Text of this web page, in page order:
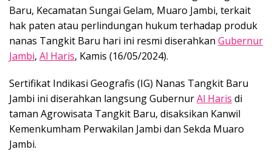
Baru, Kecamatan Sungai Gelam, Muaro Jambi, terkait
hak paten atau perlindungan hukum terhadap produk
nanas Tangkit Baru hari ini resmi diserahkan Gubernur
Jambi, Al Haris, Kamis (16/05/2024).
Sertifikat Indikasi Geografis (IG) Nanas Tangkit Baru
Jambi ini diserahkan langsung GubernurAl Haris di
taman Agrowisata Tangkit Baru, disaksikan Kanwil
Kemenkumham Perwakilan Jambi dan Sekda Muaro
Jambi.